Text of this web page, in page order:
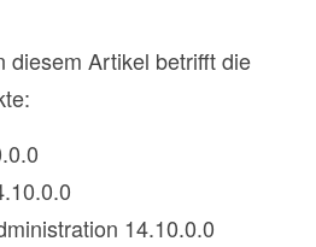
diesem Artikel betrifft die
14.10.0.0